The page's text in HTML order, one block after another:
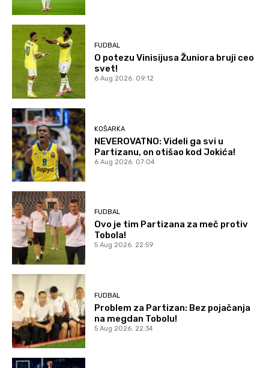
FUDBAL
O potezu Vinisijusa Žuniora bruji ceo
svet!
6 Aug 2026. 09:12
KOŠARKA
NEVEROVATNO: Videli ga svi u
Partizanu, on otišao kod Jokića!
6 Aug 2026. 07:04
FUDBAL
Ovo je tim Partizana za meč protiv
Tobola!
5 Aug 2026. 22:59
FUDBAL
Problem za Partizan: Bez pojačanja
na megdan Tobolu!
5 Aug 2026. 22:34